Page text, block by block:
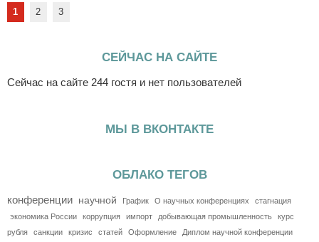
1 2 3
СЕЙЧАС НА САЙТЕ
Сейчас на сайте 244 гостя и нет пользователей
МЫ В ВКОНТАКТЕ
ОБЛАКО ТЕГОВ
конференции научной График О научных конференциях
стагнация
экономика России
коррупция импорт добывающая промышленность
курс
рубля
санкции кризис статей Оформление
Диплом научной конференции